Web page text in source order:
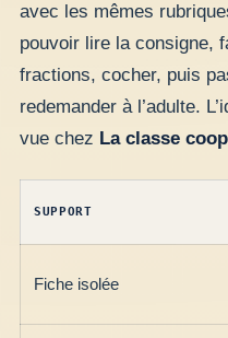
avec les mêmes
pouvoir lire la consigne,
fractions, cocher, puis
redemander à l’adulte.
vue chez La classe
SUPPORT
Fiche isolée